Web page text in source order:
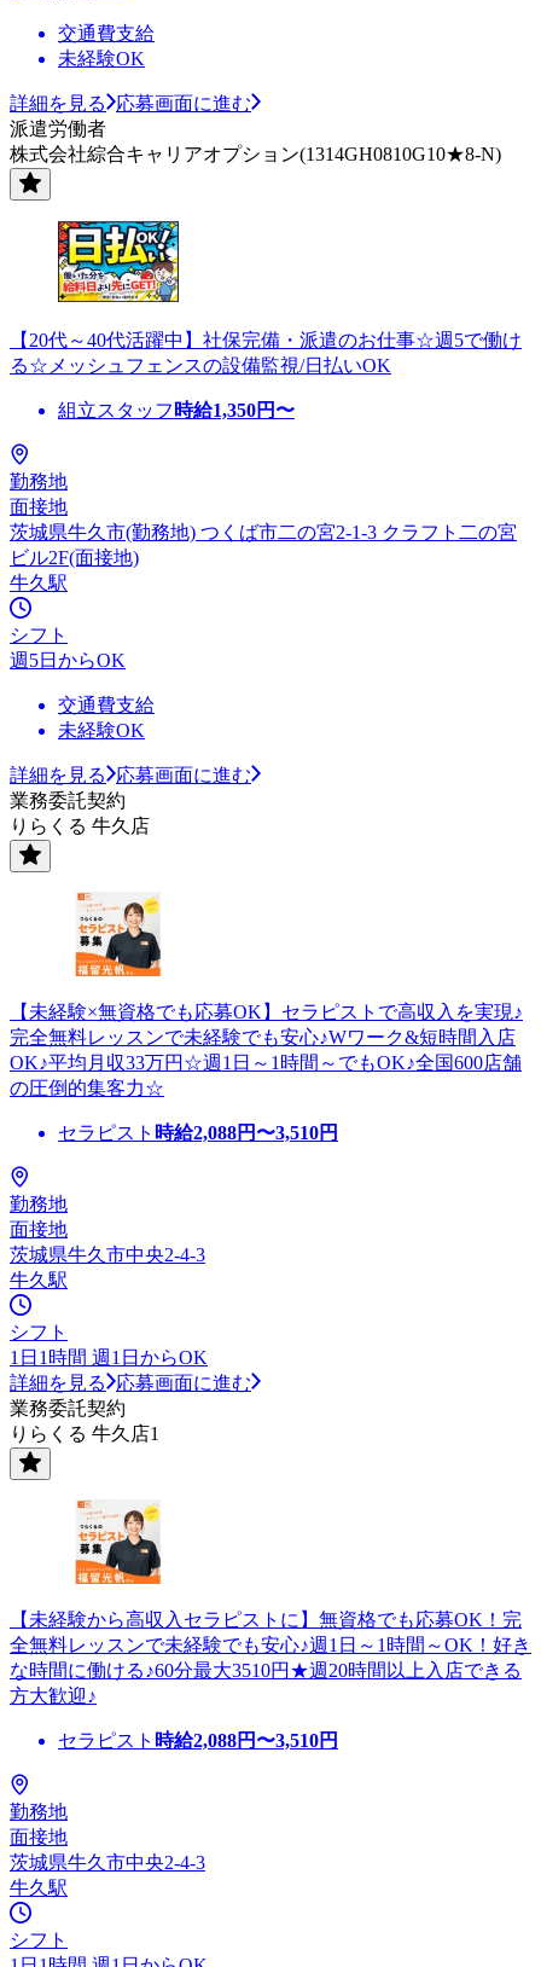
交通費支給
未経験OK
詳細を見る
応募画面に進む
派遣労働者
株式会社綜合キャリアオプション(1314GH0810G10★8-N)
【20代～40代活躍中】社保完備・派遣のお仕事☆週5で働け
る☆メッシュフェンスの設備監視/日払いOK
組立スタッフ 時給1,350円〜
勤務地
面接地
茨城県牛久市(勤務地) つくば市二の宮2-1-3 クラフト二の宮
ビル2F(面接地)
牛久駅
シフト
週5日からOK
交通費支給
未経験OK
詳細を見る
応募画面に進む
業務委託契約
りらくる 牛久店
【未経験×無資格でも応募OK】セラピストで高収入を実現♪
完全無料レッスンで未経験でも安心♪Wワーク&短時間入店
OK♪平均月収33万円☆週1日～1時間～でもOK♪全国600店舗
の圧倒的集客力☆
セラピスト 時給2,088円〜3,510円
勤務地
面接地
茨城県牛久市中央2-4-3
牛久駅
シフト
1日1時間 週1日からOK
詳細を見る
応募画面に進む
業務委託契約
りらくる 牛久店1
【未経験から高収入セラピストに】無資格でも応募OK！完
全無料レッスンで未経験でも安心♪週1日～1時間～OK！好き
な時間に働ける♪60分最大3510円★週20時間以上入店できる
方大歓迎♪
セラピスト 時給2,088円〜3,510円
勤務地
面接地
茨城県牛久市中央2-4-3
牛久駅
シフト